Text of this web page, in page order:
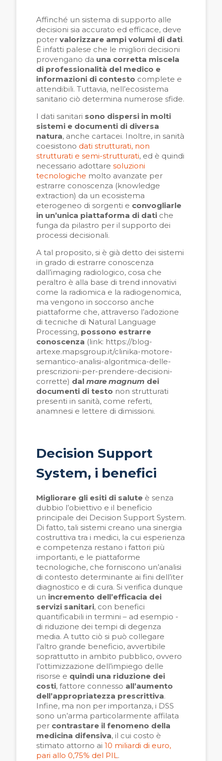
Affinché un sistema di supporto alle
decisioni sia accurato ed efficace, deve
poter valorizzare ampi volumi di dati.
È infatti palese che le migliori decisioni
provengano da una corretta miscela
di professionalità del medico e
informazioni di contesto complete e
attendibili. Tuttavia, nell’ecosistema
sanitario ciò determina numerose sfide.
I dati sanitari sono dispersi in molti
sistemi e documenti di diversa
natura, anche cartacei. Inoltre, in sanità
coesistono dati strutturati, non
strutturati e semi-strutturati, ed è quindi
necessario adottare soluzioni
tecnologiche molto avanzate per
estrarre conoscenza (knowledge
extraction) da un ecosistema
eterogeneo di sorgenti e convogliarle
in un’unica piattaforma di dati che
funga da pilastro per il supporto dei
processi decisionali.
A tal proposito, si è già detto dei sistemi
in grado di estrarre conoscenza
dall’imaging radiologico, cosa che
peraltro è alla base di trend innovativi
come la radiomica e la radiogenomica,
ma vengono in soccorso anche
piattaforme che, attraverso l’adozione
di tecniche di Natural Language
Processing, possono estrarre
conoscenza (link: https://blog-
artexe.mapsgroup.it/clinika-motore-
semantico-analisi-algoritmica-delle-
prescrizioni-per-prendere-decisioni-
corrette) dal mare magnum dei
documenti di testo non strutturati
presenti in sanità, come referti,
anamnesi e lettere di dimissioni.
Decision Support
System, i benefici
Migliorare gli esiti di salute è senza
dubbio l’obiettivo e il beneficio
principale dei Decision Support System.
Di fatto, tali sistemi creano una sinergia
costruttiva tra i medici, la cui esperienza
e competenza restano i fattori più
importanti, e le piattaforme
tecnologiche, che forniscono un’analisi
di contesto determinante ai fini dell’iter
diagnostico e di cura. Si verifica dunque
un incremento dell’efficacia dei
servizi sanitari, con benefici
quantificabili in termini – ad esempio -
di riduzione dei tempi di degenza
media. A tutto ciò si può collegare
l’altro grande beneficio, avvertibile
soprattutto in ambito pubblico, ovvero
l’ottimizzazione dell’impiego delle
risorse e quindi una riduzione dei
costi, fattore connesso all’aumento
dell’appropriatezza prescrittiva.
Infine, ma non per importanza, i DSS
sono un’arma particolarmente affilata
per contrastare il fenomeno della
medicina difensiva, il cui costo è
stimato attorno ai 10 miliardi di euro,
pari allo 0,75% del PIL.